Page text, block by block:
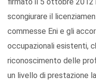
firmato il 5 ottobre 2012
scongiurare il
commesse Eni e gli
occupazionali esistenti,
riconoscimento delle
un livello di prestazione